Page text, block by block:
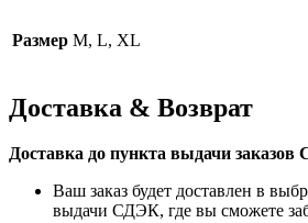
Размер M, L, XL
Доставка & Возврат
Доставка до пункта выдачи
Ваш заказ будет доставлен в
выдачи СДЭК, где вы сможете